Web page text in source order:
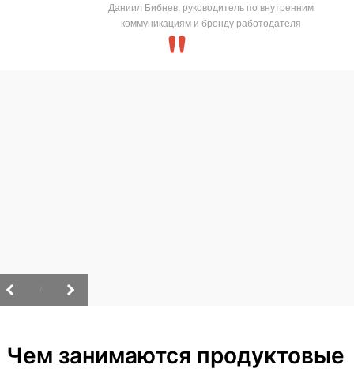
Даниил Бибнев, руководитель по внутренним
коммуникациям и бренду работодателя
Чем занимаются продуктовые